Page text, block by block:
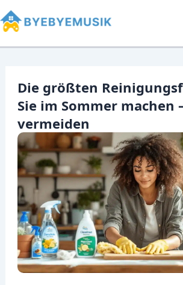
Zum
Inhalt
Die größten
Sie im Sommer machen
vermeiden